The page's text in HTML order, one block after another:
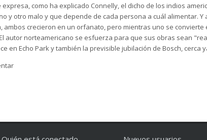
expresa, como ha explicado Connelly, el dicho de los indios
y otro malo y que depende de cada persona a cuál alimentar.
ambos crecieron en un orfanato, pero mientras uno se
autor norteamericano se esfuerza para que sus obras sean
en Echo Park y también la previsible jubilación de Bosch, cerca